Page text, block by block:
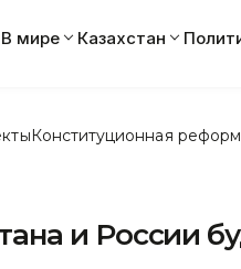
В мире Казахстан
Конституционная
и России